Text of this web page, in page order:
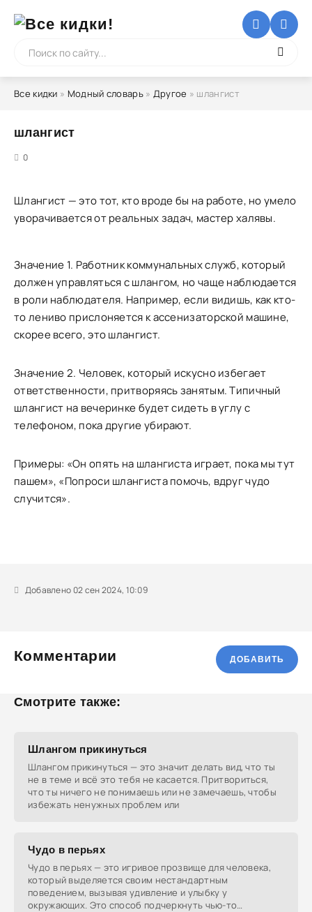
Все кидки » Модный словарь» Другое » шлангист
шлангист
0
Шлангист — это тот, кто вроде бы на работе, но умело
уворачивается от реальных задач, мастер халявы.
Значение 1. Работник коммунальных служб, который
должен управляться с шлангом, но чаще наблюдается
в роли наблюдателя. Например, если видишь, как кто-
то лениво прислоняется к ассенизаторской машине,
скорее всего, это шлангист.
Значение 2. Человек, который искусно избегает
ответственности, притворяясь занятым. Типичный
шлангист на вечеринке будет сидеть в углу с
телефоном, пока другие убирают.
Примеры: «Он опять на шлангиста играет, пока мы тут
пашем», «Попроси шлангиста помочь, вдруг чудо
случится».
Добавлено 02 сен 2024, 10:09
Комментарии ДОБАВИТЬ
Смотрите также:
Шлангом прикинуться
Шлангом прикинуться — это значит делать вид, что ты
не в теме и всё это тебя не касается. Притвориться,
что ты ничего не понимаешь или не замечаешь, чтобы
избежать ненужных проблем или
Чудо в перьях
Чудо в перьях — это игривое прозвище для человека,
который выделяется своим нестандартным
поведением, вызывая удивление и улыбку у
окружающих. Это способ подчеркнуть чью-то